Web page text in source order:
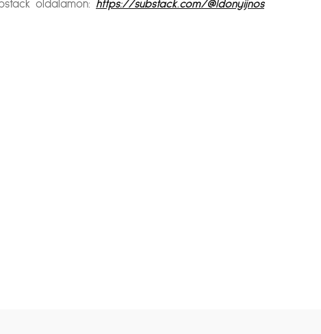
oldalamon: https://substack.com/@ldonyijnos